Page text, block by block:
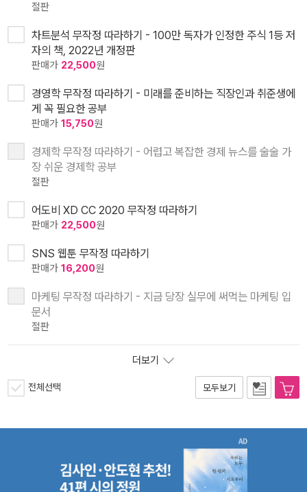
절판
차트분석 무작정 따라하기 - 100만 독자가 인정한 주식 1등 저
자의 책, 2022년 개정판
판매가 22,500원
경영학 무작정 따라하기 - 미래를 준비하는 직장인과 취준생에
게 꼭 필요한 공부
판매가 15,750원
경제학 무작정 따라하기 - 어렵고 복잡한 경제 뉴스를 술술 가
장 쉬운 경제학 공부
절판
어도비 XD CC 2020 무작정 따라하기
판매가 22,500원
SNS 웹툰 무작정 따라하기
판매가 16,200원
마케팅 무작정 따라하기 - 지금 당장 실무에 써먹는 마케팅 입
문서
절판
더보기
전체선택 모두보기